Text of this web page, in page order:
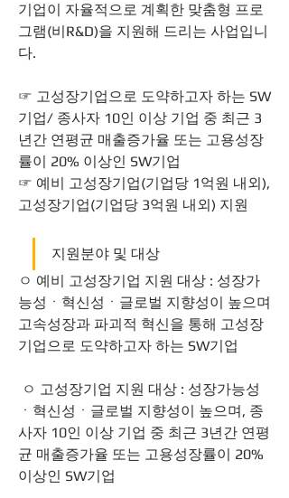
기업이 자율적으로 계획한 맞춤형 프로
그램(비R&D)을 지원해 드리는 사업입니
다.
☞ 고성장기업으로 도약하고자 하는 SW
기업/ 종사자 10인 이상 기업 중 최근 3
년간 연평균 매출증가율 또는 고용성장
률이 20% 이상인 SW기업
☞ 예비 고성장기업(기업당 1억원 내외),
고성장기업(기업당 3억원 내외) 지원
지원분야 및 대상
ㅇ 예비 고성장기업 지원 대상 : 성장가
능성ㆍ혁신성ㆍ글로벌 지향성이 높으며
고속성장과 파괴적 혁신을 통해 고성장
기업으로 도약하고자 하는 SW기업
ㆍ혁신성ㆍ글로벌 지향성이 높으며, 종
사자 10인 이상 기업 중 최근 3년간 연평
균 매출증가율 또는 고용성장률이 20%
이상인 SW기업